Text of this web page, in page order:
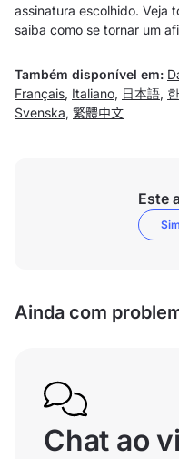
assinatura escolhido. Veja
saiba como se tornar um
Também disponível em:
Français, Italiano, 日本語,
Svenska, 繁體中文
Este
Sim
Ainda com
Chat ao